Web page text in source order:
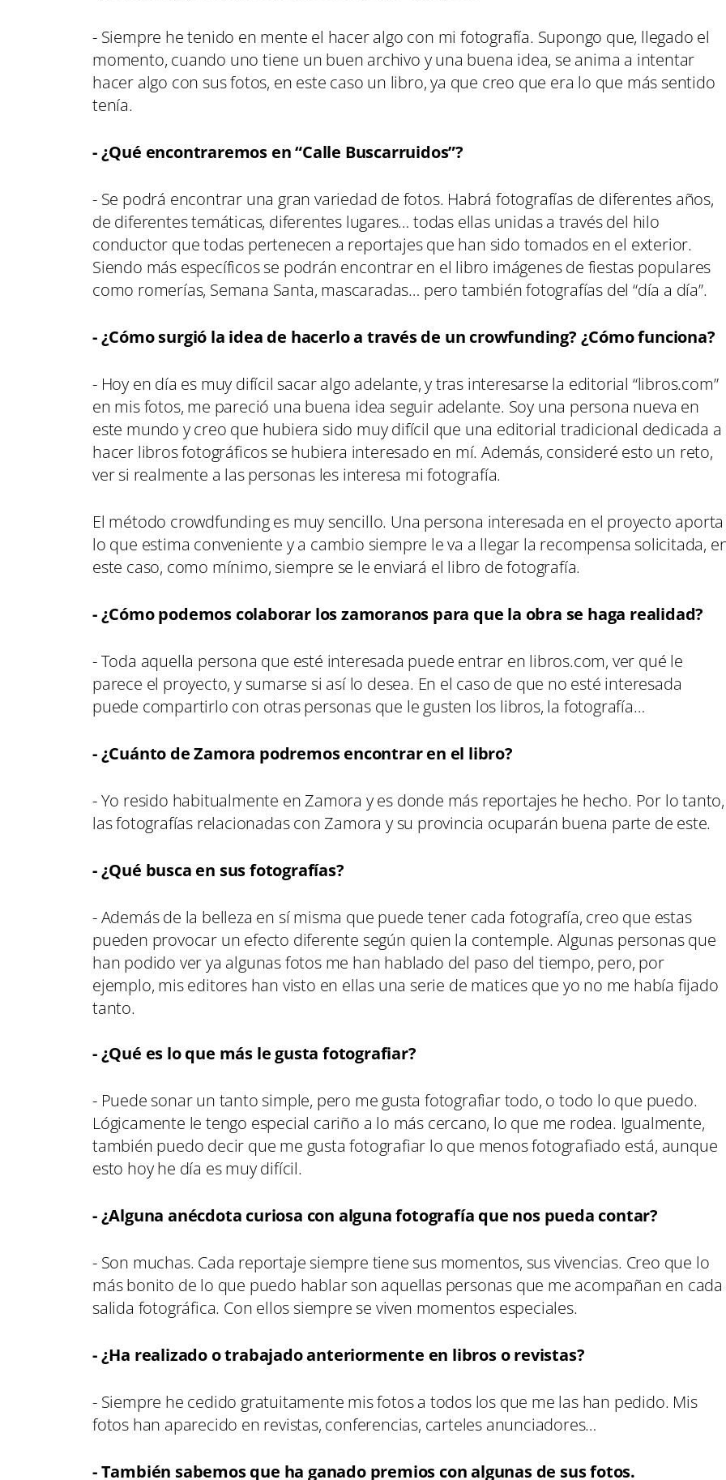
- Siempre he tenido en mente el hacer algo con mi fotografía. Supongo que, llegado el
momento, cuando uno tiene un buen archivo y una buena idea, se anima a intentar
hacer algo con sus fotos, en este caso un libro, ya que creo que era lo que más sentido
tenía.
- ¿Qué encontraremos en “Calle Buscarruidos”?
- Se podrá encontrar una gran variedad de fotos. Habrá fotografías de diferentes años,
de diferentes temáticas, diferentes lugares… todas ellas unidas a través del hilo
conductor que todas pertenecen a reportajes que han sido tomados en el exterior.
Siendo más específicos se podrán encontrar en el libro imágenes de fiestas populares
como romerías, Semana Santa, mascaradas… pero también fotografías del “día a día”.
- ¿Cómo surgió la idea de hacerlo a través de un crowfunding? ¿Cómo funciona?
- Hoy en día es muy difícil sacar algo adelante, y tras interesarse la editorial “libros.com”
en mis fotos, me pareció una buena idea seguir adelante. Soy una persona nueva en
este mundo y creo que hubiera sido muy difícil que una editorial tradicional dedicada a
hacer libros fotográficos se hubiera interesado en mí. Además, consideré esto un reto,
ver si realmente a las personas les interesa mi fotografía.
El método crowdfunding es muy sencillo. Una persona interesada en el proyecto aporta
lo que estima conveniente y a cambio siempre le va a llegar la recompensa solicitada,
este caso, como mínimo, siempre se le enviará el libro de fotografía.
- ¿Cómo podemos colaborar los zamoranos para que la obra se haga realidad?
- Toda aquella persona que esté interesada puede entrar en libros.com, ver qué le
parece el proyecto, y sumarse si así lo desea. En el caso de que no esté interesada
puede compartirlo con otras personas que le gusten los libros, la fotografía…
- ¿Cuánto de Zamora podremos encontrar en el libro?
- Yo resido habitualmente en Zamora y es donde más reportajes he hecho. Por lo tanto,
las fotografías relacionadas con Zamora y su provincia ocuparán buena parte de este.
- ¿Qué busca en sus fotografías?
- Además de la belleza en sí misma que puede tener cada fotografía, creo que estas
pueden provocar un efecto diferente según quien la contemple. Algunas personas que
han podido ver ya algunas fotos me han hablado del paso del tiempo, pero, por
ejemplo, mis editores han visto en ellas una serie de matices que yo no me había fijado
tanto.
- ¿Qué es lo que más le gusta fotografiar?
- Puede sonar un tanto simple, pero me gusta fotografiar todo, o todo lo que puedo.
Lógicamente le tengo especial cariño a lo más cercano, lo que me rodea. Igualmente,
también puedo decir que me gusta fotografiar lo que menos fotografiado está, aunque
esto hoy he día es muy difícil.
- ¿Alguna anécdota curiosa con alguna fotografía que nos pueda contar?
- Son muchas. Cada reportaje siempre tiene sus momentos, sus vivencias. Creo que lo
más bonito de lo que puedo hablar son aquellas personas que me acompañan en cada
salida fotográfica. Con ellos siempre se viven momentos especiales.
- ¿Ha realizado o trabajado anteriormente en libros o revistas?
- Siempre he cedido gratuitamente mis fotos a todos los que me las han pedido. Mis
fotos han aparecido en revistas, conferencias, carteles anunciadores…
- También sabemos que ha ganado premios con algunas de sus fotos.